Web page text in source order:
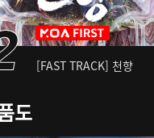
[FAST TRACK] 천향
도